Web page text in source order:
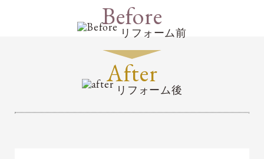
Before
リフォーム前
After
リフォーム後